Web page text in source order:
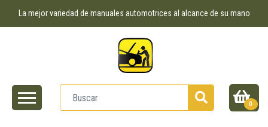
La mejor variedad de manuales automotrices al alcance de su mano
0